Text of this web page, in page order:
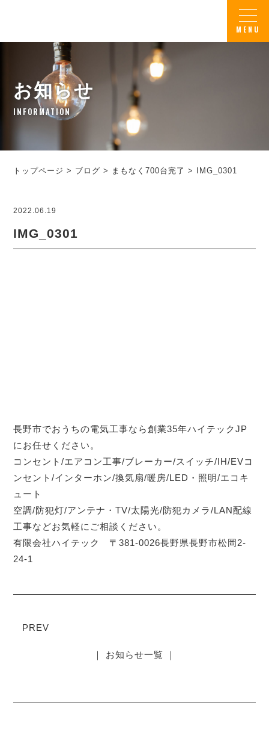
お知らせ
INFORMATION
トップページ > ブログ > まもなく700台完了 > IMG_0301
2022.06.19
IMG_0301
長野市でおうちの電気工事なら創業35年ハイテックJP
にお任せください。
コンセント/エアコン工事/ブレーカー/スイッチ/IH/EVコ
ンセント/インターホン/換気扇/暖房/LED・照明/エコキ
ュート
空調/防犯灯/アンテナ・TV/太陽光/防犯カメラ/LAN配線
工事などお気軽にご相談ください。
有限会社ハイテック 〒381-0026長野県長野市松岡2-
24-1
PREV
｜ お知らせ一覧 ｜